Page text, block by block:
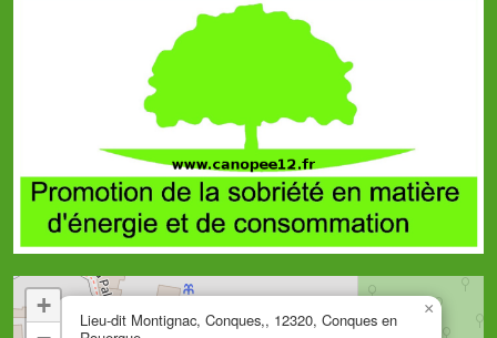
Lieu-dit Montignac, Conques,, 12320, Conques en
×
+